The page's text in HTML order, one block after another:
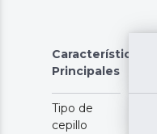
Características
Principales
Tipo de
cepillo